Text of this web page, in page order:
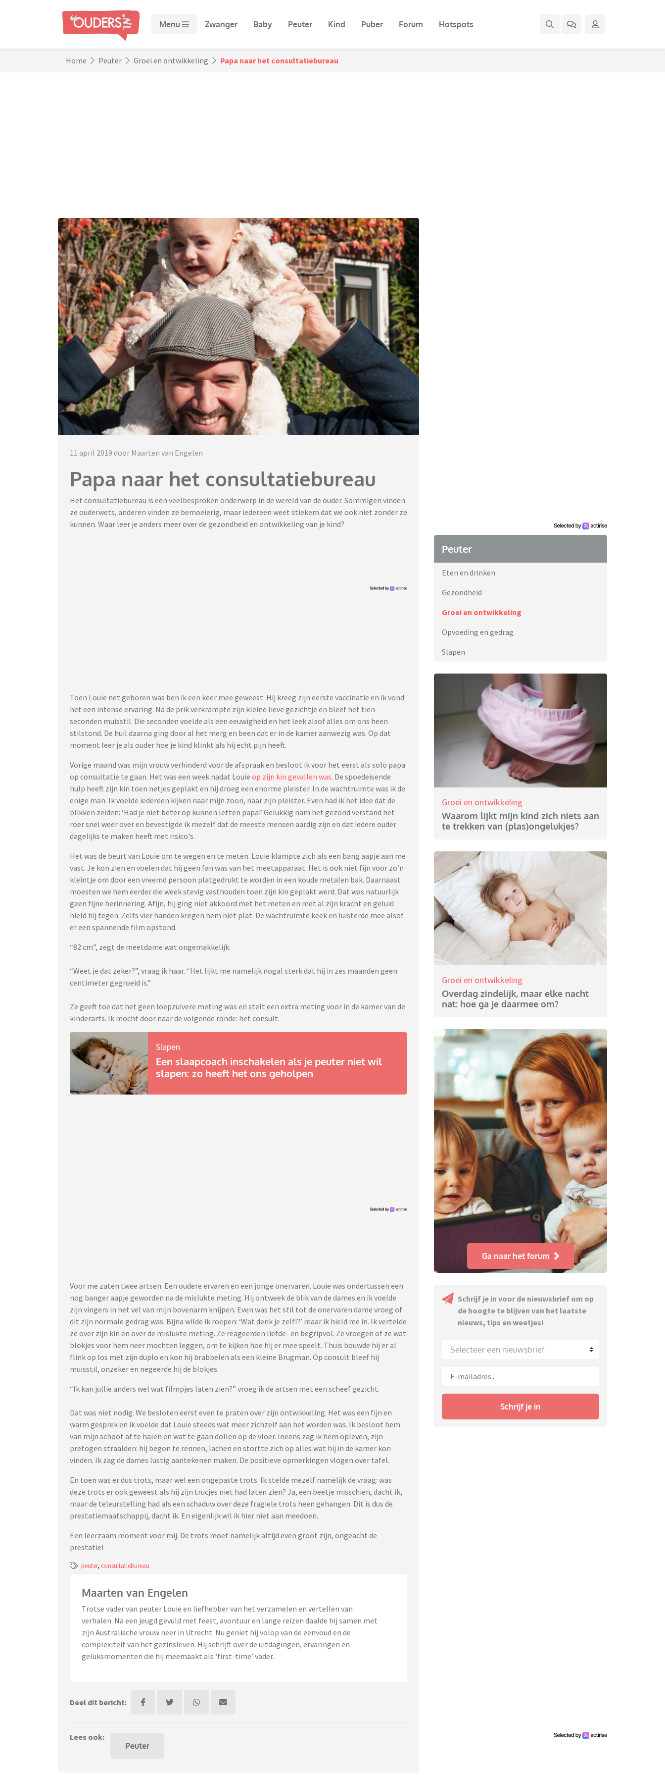
Menu Zwanger Baby Peuter Kind Puber Forum Hotspots
Home Peuter Groei en ontwikkeling Papa naar het consultatiebureau
11 april 2019 door Maarten van Engelen
Papa naar het consultatiebureau
Het consultatiebureau is een veelbesproken onderwerp in de wereld van de ouder. Sommigen vinden
ze ouderwets, anderen vinden ze bemoeierig, maar iedereen weet stiekem dat we ook niet zonder ze
kunnen. Waar leer je anders meer over de gezondheid en ontwikkeling van je kind?
Toen Louie net geboren was ben ik een keer mee geweest. Hij kreeg zijn eerste vaccinatie en ik vond
het een intense ervaring. Na de prik verkrampte zijn kleine lieve gezichtje en bleef het tien
seconden muisstil. Die seconden voelde als een eeuwigheid en het leek alsof alles om ons heen
stilstond. De huil daarna ging door al het merg en been dat er in de kamer aanwezig was. Op dat
moment leer je als ouder hoe je kind klinkt als hij echt pijn heeft.
Vorige maand was mijn vrouw verhinderd voor de afspraak en besloot ik voor het eerst als solo papa
op consultatie te gaan. Het was een week nadat Louie op zijn kin gevallen was. De spoedeisende
hulp heeft zijn kin toen netjes geplakt en hij droeg een enorme pleister. In de wachtruimte was ik de
enige man. Ik voelde iedereen kijken naar mijn zoon, naar zijn pleister. Even had ik het idee dat de
blikken zeiden: ‘Had je niet beter op kunnen letten papa!’ Gelukkig nam het gezond verstand het
roer snel weer over en bevestigde ik mezelf dat de meeste mensen aardig zijn en dat iedere ouder
dagelijks te maken heeft met risico's.
Het was de beurt van Louie om te wegen en te meten. Louie klampte zich als een bang aapje aan me
vast. Je kon zien en voelen dat hij geen fan was van het meetapparaat. Het is ook niet fijn voor zo’n
kleintje om door een vreemd persoon platgedrukt te worden in een koude metalen bak. Daarnaast
moesten we hem eerder die week stevig vasthouden toen zijn kin geplakt werd. Dat was natuurlijk
geen fijne herinnering. Afijn, hij ging niet akkoord met het meten en met al zijn kracht en geluid
hield hij tegen. Zelfs vier handen kregen hem niet plat. De wachtruimte keek en luisterde mee alsof
er een spannende film opstond.
“82 cm”, zegt de meetdame wat ongemakkelijk.
“Weet je dat zeker?”, vraag ik haar. “Het lijkt me namelijk nogal sterk dat hij in zes maanden geen
centimeter gegroeid is.”
Ze geeft toe dat het geen loepzuivere meting was en stelt een extra meting voor in de kamer van de
kinderarts. Ik mocht door naar de volgende ronde: het consult.
Slapen
Een slaapcoach inschakelen als je peuter niet wil
slapen: zo heeft het ons geholpen
Voor me zaten twee artsen. Een oudere ervaren en een jonge onervaren. Louie was ondertussen een
nog banger aapje geworden na de mislukte meting. Hij ontweek de blik van de dames en ik voelde
zijn vingers in het vel van mijn bovenarm knijpen. Even was het stil tot de onervaren dame vroeg of
dit zijn normale gedrag was. Bijna wilde ik roepen: ‘Wat denk je zelf!?’ maar ik hield me in. Ik vertelde
ze over zijn kin en over de mislukte meting. Ze reageerden liefde- en begripvol. Ze vroegen of ze wat
blokjes voor hem neer mochten leggen, om te kijken hoe hij er mee speelt. Thuis bouwde hij er al
flink op los met zijn duplo en kon hij brabbelen als een kleine Brugman. Op consult bleef hij
muisstil, onzeker en negeerde hij de blokjes.
“Ik kan jullie anders wel wat filmpjes laten zien?” vroeg ik de artsen met een scheef gezicht.
Dat was niet nodig. We besloten eerst even te praten over zijn ontwikkeling. Het was een fijn en
warm gesprek en ik voelde dat Louie steeds wat meer zichzelf aan het worden was. Ik besloot hem
van mijn schoot af te halen en wat te gaan dollen op de vloer. Ineens zag ik hem opleven, zijn
pretogen straalden: hij begon te rennen, lachen en stortte zich op alles wat hij in de kamer kon
vinden. Ik zag de dames lustig aantekenen maken. De positieve opmerkingen vlogen over tafel.
En toen was er dus trots, maar wel een ongepaste trots. Ik stelde mezelf namelijk de vraag: was
deze trots er ook geweest als hij zijn trucjes niet had laten zien? Ja, een beetje misschien, dacht ik,
maar de teleurstelling had als een schaduw over deze fragiele trots heen gehangen. Dit is dus de
prestatiemaatschappij, dacht ik. En eigenlijk wil ik hier niet aan meedoen.
Een leerzaam moment voor mij. De trots moet namelijk altijd even groot zijn, ongeacht de
prestatie!
peuter, consultatiebureau
Maarten van Engelen
Trotse vader van peuter Louie en liefhebber van het verzamelen en vertellen van
verhalen. Na een jeugd gevuld met feest, avontuur en lange reizen daalde hij samen met
zijn Australische vrouw neer in Utrecht. Nu geniet hij volop van de eenvoud en de
complexiteit van het gezinsleven. Hij schrijft over de uitdagingen, ervaringen en
geluksmomenten die hij meemaakt als ‘first-time’ vader.
Deel dit bericht:
Lees ook:
Peuter
Peuter
Eten en drinken
Gezondheid
Groei en ontwikkeling
Opvoeding en gedrag
Slapen
Groei en ontwikkeling
Waarom lijkt mijn kind zich niets aan
te trekken van (plas)ongelukjes?
Groei en ontwikkeling
Overdag zindelijk, maar elke nacht
nat: hoe ga je daarmee om?
Ga naar het forum
Schrijf je in voor de nieuwsbrief om op
de hoogte te blijven van het laatste
nieuws, tips en weetjes!
Selecteer een nieuwsbrief
Schrijf je in